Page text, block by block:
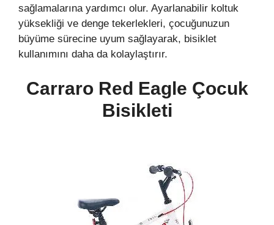
sağlamalarına yardımcı olur. Ayarlanabilir koltuk
yüksekliği ve denge tekerlekleri, çocuğunuzun
büyüme sürecine uyum sağlayarak, bisiklet
kullanımını daha da kolaylaştırır.
Carraro Red Eagle Çocuk
Bisikleti